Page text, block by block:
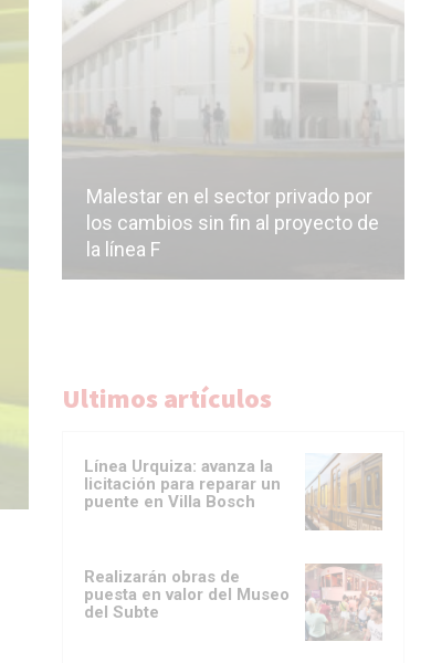
Malestar en el sector privado por
los cambios sin fin al proyecto de
la línea F
Ultimos artículos
Línea Urquiza: avanza la
licitación para reparar un
puente en Villa Bosch
Realizarán obras de
puesta en valor del Museo
del Subte